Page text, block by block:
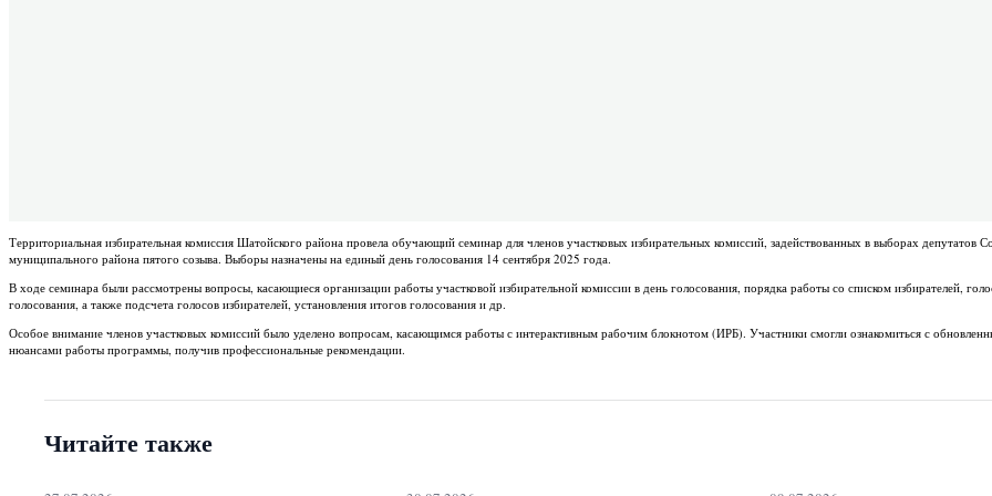
Территориальная избирательная комиссия Шатойского района провела обучающий семинар для членов участковых избирательных комиссий, задействованных в выборах депутатов
муниципального района пятого созыва. Выборы назначены на единый день голосования 14 сентября 2025 года.
В ходе семинара были рассмотрены вопросы, касающиеся организации работы участковой избирательной комиссии в день голосования, порядка работы со списком избирателей,
голосования, а также подсчета голосов избирателей, установления итогов голосования и др.
Особое внимание членов участковых комиссий было уделено вопросам, касающимся работы с интерактивным рабочим блокнотом (ИРБ). Участники смогли ознакомиться с
нюансами работы программы, получив профессиональные рекомендации.
Читайте также